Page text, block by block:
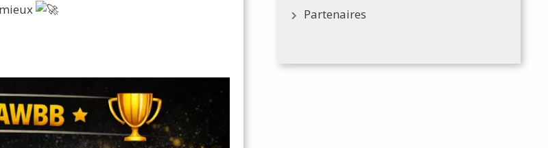
Partenaires